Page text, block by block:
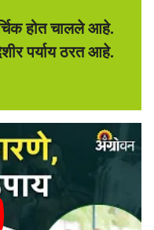
होत चालले आहे.
पर्याय ठरत आहे.